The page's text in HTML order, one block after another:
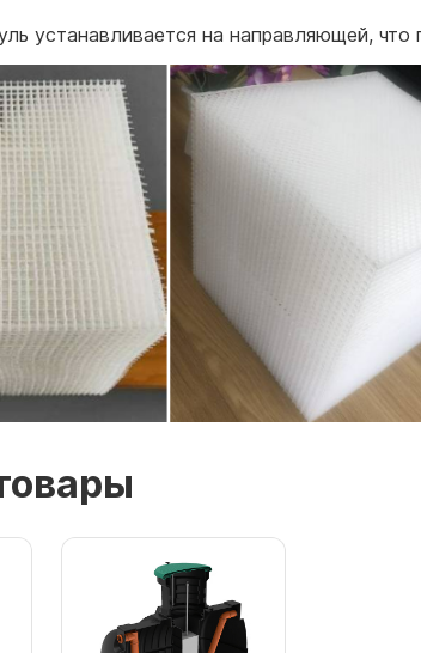
устанавливается на направляющей,